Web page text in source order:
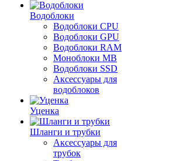
Водоблоки
Водоблоки CPU
Водоблоки GPU
Водоблоки RAM
Моноблоки MB
Водоблоки SSD
Аксессуары для
водоблоков
Уценка
Шланги и трубки
Аксессуары для
трубок